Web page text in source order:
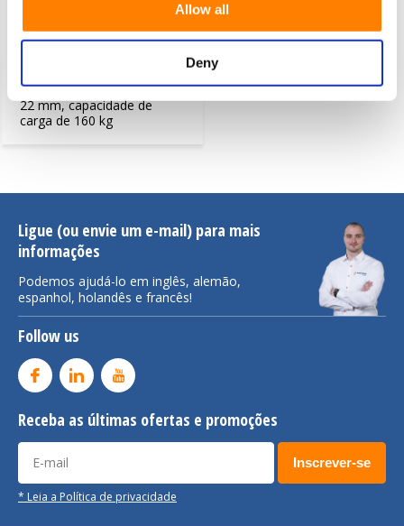
Allow all
Deny
mm, 160 kg
Frasco esférico em aço de
22 mm, capacidade de
carga de 160 kg
Ligue (ou envie um e-mail) para mais
informações
Podemos ajudá-lo em inglês, alemão,
espanhol, holandês e francês!
Follow us
Receba as últimas ofertas e promoções
Inscrever-se
* Leia a Política de privacidade